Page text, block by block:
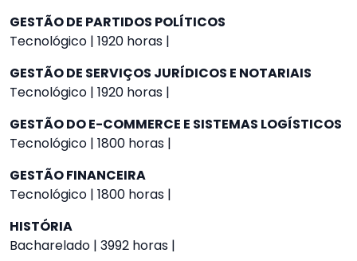
GESTÃO DE PARTIDOS POLÍTICOS
Tecnológico | 1920 horas |
GESTÃO DE SERVIÇOS JURÍDICOS E NOTARIAIS
Tecnológico | 1920 horas |
GESTÃO DO E-COMMERCE E SISTEMAS LOGÍSTICOS
Tecnológico | 1800 horas |
GESTÃO FINANCEIRA
Tecnológico | 1800 horas |
HISTÓRIA
Bacharelado | 3992 horas |